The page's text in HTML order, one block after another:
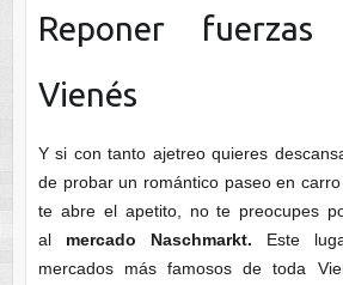
Reponer
Vienés
Y si con tanto ajetreo quieres
de probar un romántico paseo en
te abre el apetito, no te preocupes
al mercado Naschmarkt. Este
mercados más famosos de toda